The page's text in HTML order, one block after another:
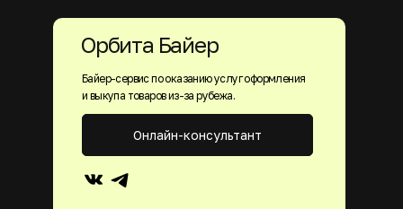
Байер-сервис по оказанию услуг оформления
и выкупа товаров из-за рубежа.
Онлайн-консультант
Орбита Байер